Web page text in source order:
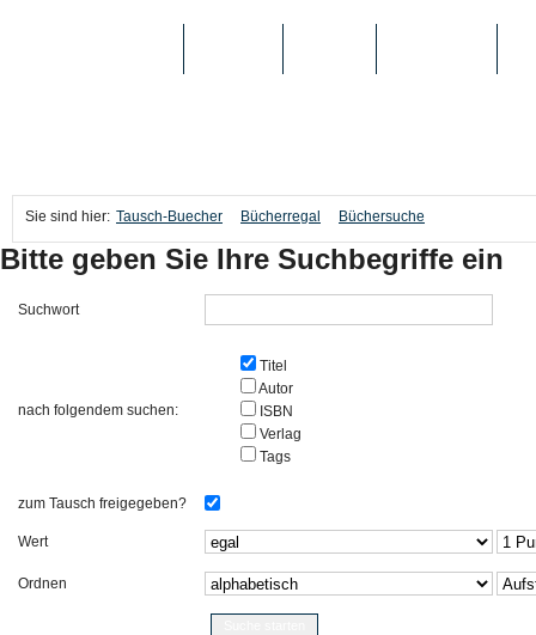
Sie sind hier: Tausch-Buecher Bücherregal Büchersuche
Bitte geben Sie Ihre Suchbegriffe ein
Suchwort
nach folgendem suchen:
Titel
Autor
ISBN
Verlag
Tags
zum Tausch freigegeben?
Wert
Ordnen